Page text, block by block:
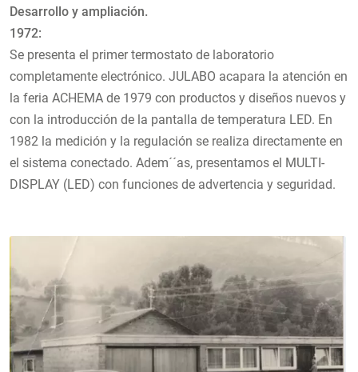
Desarrollo y ampliación.
1972:
Se presenta el primer termostato de laboratorio
completamente electrónico. JULABO acapara la atención en
la feria ACHEMA de 1979 con productos y diseños nuevos y
con la introducción de la pantalla de temperatura LED. En
1982 la medición y la regulación se realiza directamente en
el sistema conectado. Adem´´as, presentamos el MULTI-
DISPLAY (LED) con funciones de advertencia y seguridad.